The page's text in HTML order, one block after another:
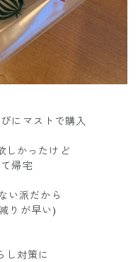
にマストで購入
しかったけど
帰宅
い派だから
りが早い)
し対策に